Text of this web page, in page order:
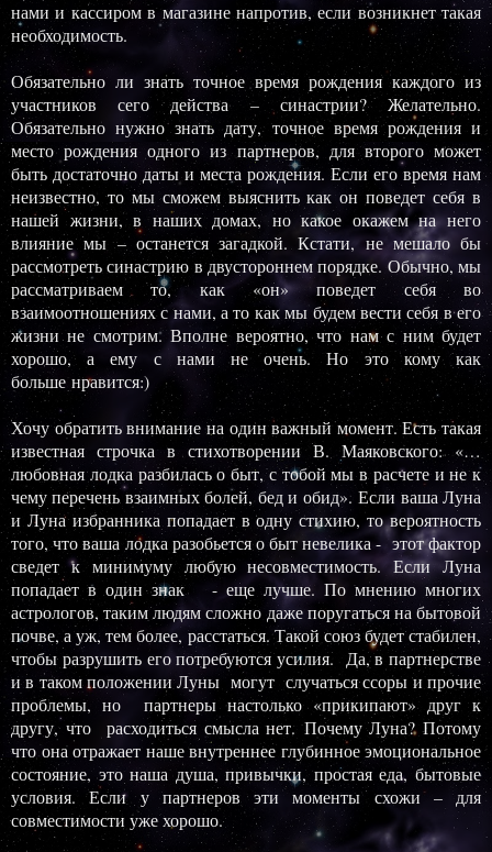
нами и кассиром в магазине напротив, если возникнет такая
необходимость.
Обязательно ли знать точное время рождения каждого из
участников сего действа – синастрии? Желательно.
Обязательно нужно знать дату, точное время рождения и
место рождения одного из партнеров, для второго может
быть достаточно даты и места рождения. Если его время нам
неизвестно, то мы сможем выяснить как он поведет себя в
нашей жизни, в наших домах, но какое окажем на него
влияние мы – останется загадкой. Кстати, не мешало бы
рассмотреть синастрию в двустороннем порядке. Обычно, мы
рассматриваем то, как «он» поведет себя во
взаимоотношениях с нами, а то как мы будем вести себя в его
жизни не смотрим. Вполне вероятно, что нам с ним будет
хорошо, а ему с нами не очень. Но это кому как
больше нравится:)
Хочу обратить внимание на один важный момент. Есть такая
известная строчка в стихотворении В. Маяковского: «…
любовная лодка разбилась о быт, с тобой мы в расчете и не к
чему перечень взаимных болей, бед и обид».Если ваша Луна
и Луна избранника попадает в одну стихию, то вероятность
того, что ваша лодка разобьется о быт невелика - этот фактор
сведет к минимуму любую несовместимость. Если Луна
попадает в один знак - еще лучше. По мнению многих
астрологов, таким людям сложно даже поругаться на бытовой
почве, а уж, тем более, расстаться. Такой союз будет стабилен,
чтобы разрушить его потребуются усилия. Да, в партнерстве
и в таком положении Луны могут случаться ссоры и прочие
проблемы, но партнеры настолько «прикипают» друг к
другу, что расходиться смысла нет. Почему Луна? Потому
что она отражает наше внутреннее глубинное эмоциональное
состояние, это наша душа, привычки, простая еда, бытовые
условия. Если у партнеров эти моменты схожи – для
совместимости уже хорошо.